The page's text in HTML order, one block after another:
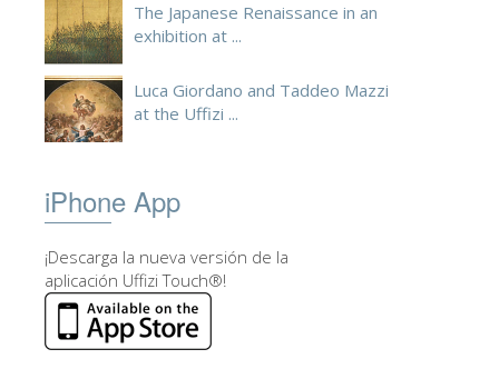
The Japanese Renaissance in an
exhibition at ...
Luca Giordano and Taddeo Mazzi
at the Uffizi ...
iPhone App
¡Descarga la nueva versión de la
aplicación Uffizi Touch®!